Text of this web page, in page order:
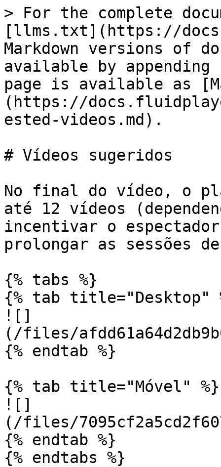
> For the complete
[llms.txt](https://
Markdown versions of
available by
page is available as
(https://
ested-videos.md).
# Vídeos sugeridos
No final do vídeo, o
até 12 vídeos
incentivar o
prolongar as sessões
{% tabs %}
{% tab title="Desktop"
![]
(/files/
{% endtab %}
{% tab title="Móvel" %}
![]
(/files/
{% endtab %}
{% endtabs %}